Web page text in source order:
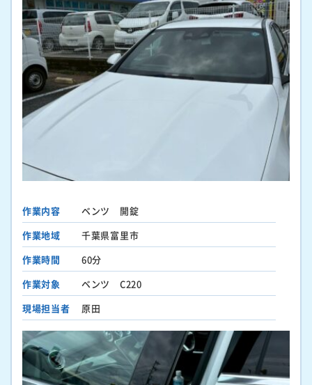
作業内容
ベンツ 開錠
作業地域
千葉県富里市
作業時間
60分
作業対象
ベンツ C220
現場担当者
原田